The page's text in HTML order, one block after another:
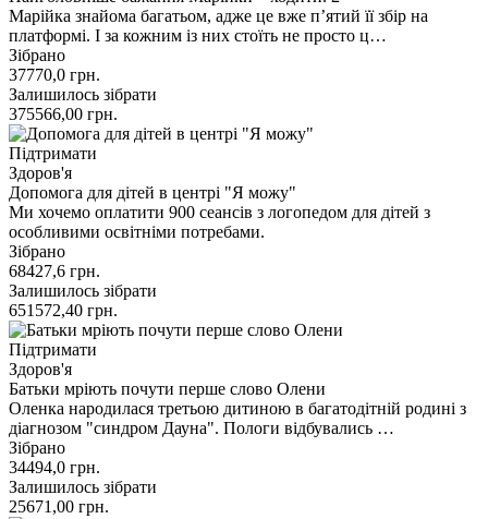
Марійка знайома багатьом, адже це вже п’ятий її збір на
платформі. І за кожним із них стоїть не просто ц…
Зібрано
37770,0 грн.
Залишилось зібрати
375566,00 грн.
Підтримати
Здоров'я
Допомога для дітей в центрі "Я можу"
Ми хочемо оплатити 900 сеансів з логопедом для дітей з
особливими освітніми потребами.
Зібрано
68427,6 грн.
Залишилось зібрати
651572,40 грн.
Підтримати
Здоров'я
Батьки мріють почути перше слово Олени
Оленка народилася третьою дитиною в багатодітній родині з
діагнозом "синдром Дауна". Пологи відбувались …
Зібрано
34494,0 грн.
Залишилось зібрати
25671,00 грн.